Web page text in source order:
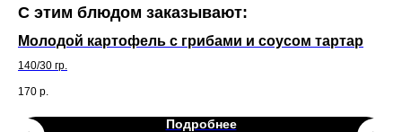
С этим блюдом заказывают:
Молодой картофель с грибами и соусом тартар
140/30 гр.
170 р.
Подробнее